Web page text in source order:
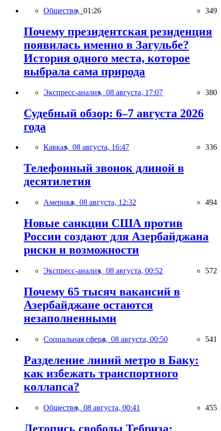
Общество, 01:26 349
Почему президентская резиденция
появилась именно в Загульбе?
История одного места, которое
выбрала сама природа
Экспресс-анализ, 08 августа, 17:07 380
Судебный обзор: 6–7 августа 2026
года
Кавказ, 08 августа, 16:47 336
Телефонный звонок длиной в
десятилетия
Америка, 08 августа, 12:32 494
Новые санкции США против
России создают для Азербайджана
риски и возможности
Экспресс-анализ, 08 августа, 00:52 572
Почему 65 тысяч вакансий в
Азербайджане остаются
незаполненными
Социальная сфера, 08 августа, 00:50 541
Разделение линий метро в Баку:
как избежать транспортного
коллапса?
Общество, 08 августа, 00:41 455
Летопись свободы Тебриза: